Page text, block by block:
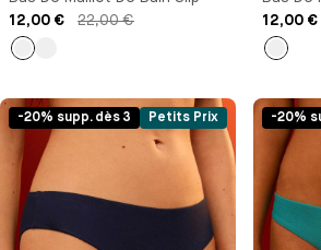
12,00 €
22,00 €
12,00 €
-20% supp. dès 3 Petits Prix -20%